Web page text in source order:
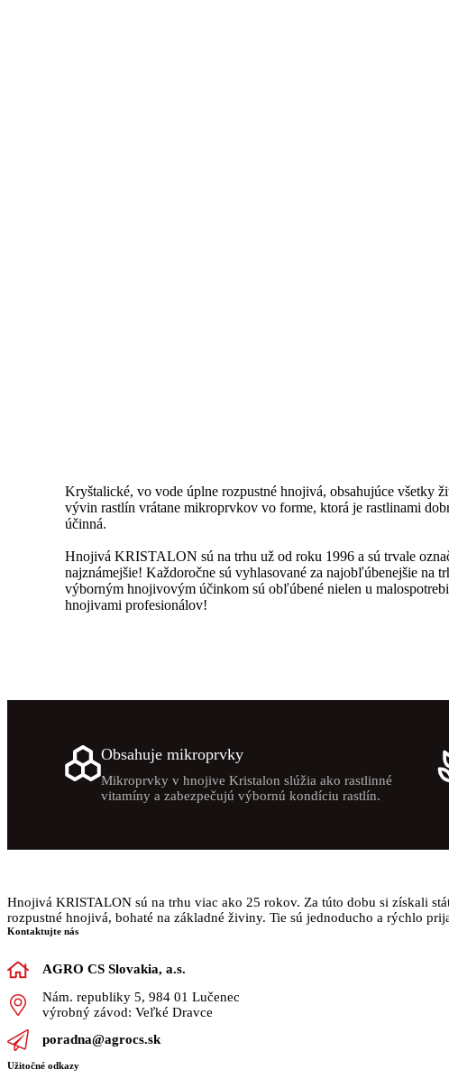
Kryštalické, vo vode úplne rozpustné hnojivá, obsahujúce všetky
vývin rastlín vrátane mikroprvkov vo forme, ktorá je rastlinami
účinná.
Hnojivá KRISTALON sú na trhu už od roku 1996 a sú trvale
najznámejšie! Každoročne sú vyhlasované za najobľúbenejšie na
výborným hnojivovým účinkom sú obľúbené nielen u
hnojivami profesionálov!
Obsahuje mikroprvky
Mikroprvky v hnojive Kristalon slúžia ako rastlinné
vitamíny a zabezpečujú výbornú kondíciu rastlín.
Hnojivá KRISTALON sú na trhu viac ako 25 rokov. Za túto dobu si získali
rozpustné hnojivá, bohaté na základné živiny. Tie sú jednoducho a rýchlo
Kontaktujte nás
AGRO CS Slovakia, a.s.
Nám. republiky 5, 984 01 Lučenec
výrobný závod: Veľké Dravce
poradna@agrocs.sk
Užitočné odkazy